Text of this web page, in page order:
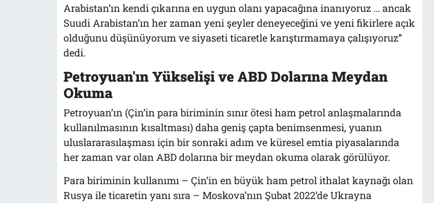
Arabistan’ın kendi çıkarına en uygun olanı yapacağına inanıyoruz … ancak
Suudi Arabistan’ın her zaman yeni şeyler deneyeceğini ve yeni fikirlere açık
olduğunu düşünüyorum ve siyaseti ticaretle karıştırmamaya çalışıyoruz”
dedi.
Petroyuan'ın Yükselişi ve ABD Dolarına Meydan
Okuma
Petroyuan’ın (Çin’in para biriminin sınır ötesi ham petrol anlaşmalarında
kullanılmasının kısaltması) daha geniş çapta benimsenmesi, yuanın
uluslararasılaşması için bir sonraki adım ve küresel emtia piyasalarında
her zaman var olan ABD dolarına bir meydan okuma olarak görülüyor.
Para biriminin kullanımı – Çin’in en büyük ham petrol ithalat kaynağı olan
Rusya ile ticaretin yanı sıra – Moskova’nın Şubat 2022’de Ukrayna